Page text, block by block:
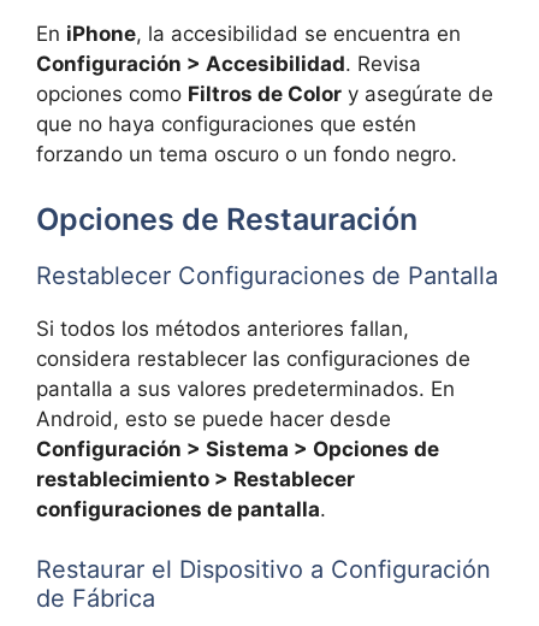
En iPhone, la accesibilidad se encuentra en
Configuración > Accesibilidad. Revisa
opciones como Filtros de Color y asegúrate de
que no haya configuraciones que estén
forzando un tema oscuro o un fondo negro.
Opciones de Restauración
Restablecer Configuraciones de Pantalla
Si todos los métodos anteriores fallan,
considera restablecer las configuraciones de
pantalla a sus valores predeterminados. En
Android, esto se puede hacer desde
Configuración > Sistema > Opciones de
restablecimiento > Restablecer
configuraciones de pantalla.
Restaurar el Dispositivo a Configuración
de Fábrica